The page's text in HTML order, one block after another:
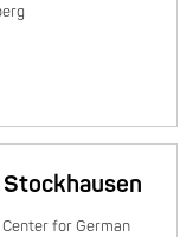
for German